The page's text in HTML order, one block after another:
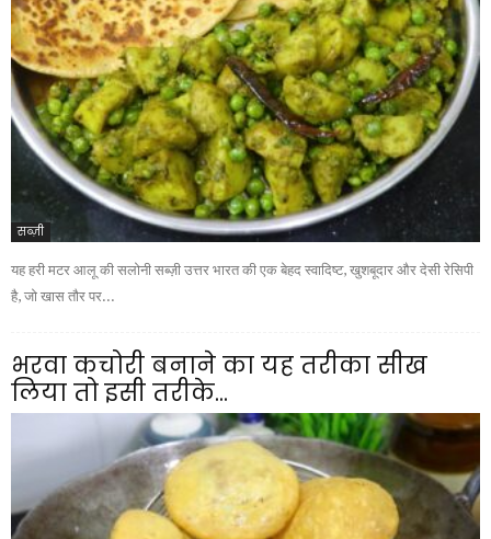
सब्ज़ी
यह हरी मटर आलू की सलोनी सब्ज़ी उत्तर भारत की एक बेहद स्वादिष्ट, खुशबूदार और देसी रेसिपी
है, जो खास तौर पर...
भरवा कचोरी बनाने का यह तरीका सीख
लिया तो इसी तरीके...